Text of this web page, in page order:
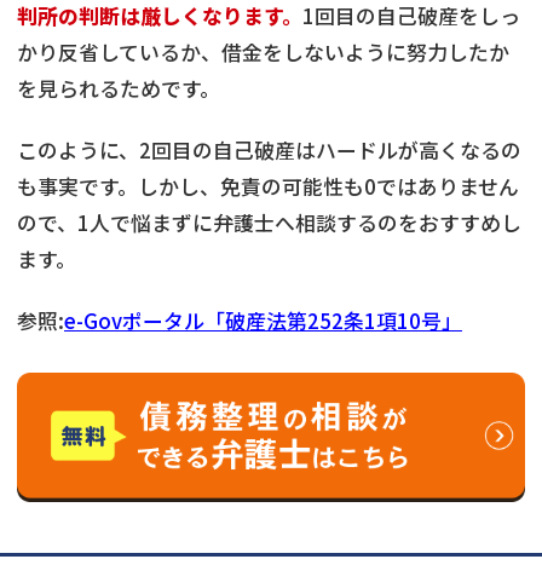
判所の判断は厳しくなります。 1回目の自己破産をしっ
かり反省しているか、借金をしないように努力したか
を見られるためです。
このように、2回目の自己破産はハードルが高くなるの
も事実です。しかし、免責の可能性も0ではありません
ので、1人で悩まずに弁護士へ相談するのをおすすめし
ます。
参照:e-Govポータル「破産法第252条1項10号」